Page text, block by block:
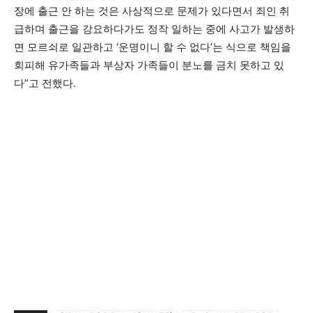
장에 출근 안 하는 것은 사상적으로 문제가 있다면서 죄인 취
급하며 출근을 강요하다가도 정작 일하는 중에 사고가 발생하
면 모르쇠로 일관하고 ‘운명이니 할 수 없다’는 식으로 책임을
회피해 유가족들과 부상자 가족들이 분노를 금치 못하고 있
다”고 전했다.